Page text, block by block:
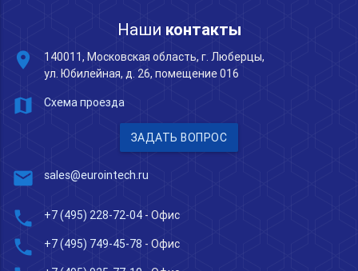
Наши контакты
place
140011, Московская область, г. Люберцы,
ул. Юбилейная, д. 26, помещение 016
map Схема проезда
ЗАДАТЬ ВОПРОС
mail sales@eurointech.ru
phone +7 (495) 228-72-04 - Офис
phone +7 (495) 749-45-78 - Офис